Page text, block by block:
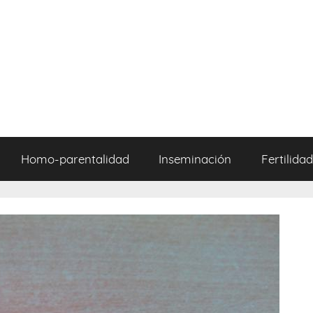
Homo-parentalidad Inseminación Fertilidad